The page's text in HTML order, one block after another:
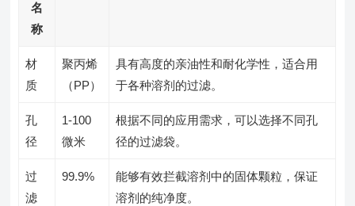
名
称
材
质
聚丙烯
（PP）
具有高度的亲油性和耐化学性，适合用
于各种溶剂的过滤。
孔
径
1-100
微米
根据不同的应用需求，可以选择不同孔
径的过滤袋。
过
滤
99.9%
能够有效拦截溶剂中的固体颗粒，保证
溶剂的纯净度。